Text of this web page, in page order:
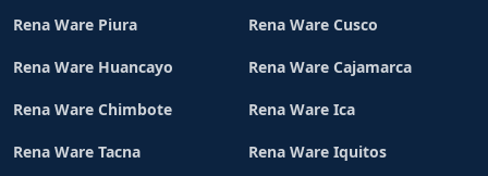
Rena Ware Piura Rena Ware Cusco
Rena Ware Huancayo Rena Ware Cajamarca
Rena Ware Chimbote Rena Ware Ica
Rena Ware Tacna Rena Ware Iquitos